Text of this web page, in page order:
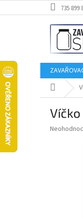
na
735 899
Domů
Víčko
Průměrné